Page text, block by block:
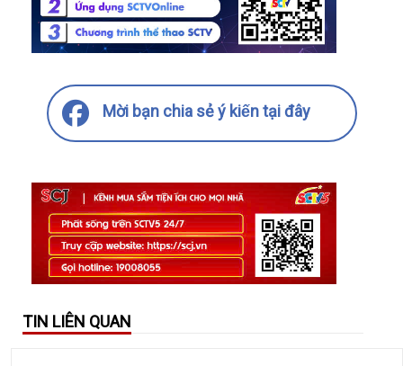
Mời bạn chia sẻ ý kiến tại đây
TIN LIÊN QUAN